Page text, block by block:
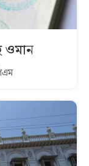
ওমান